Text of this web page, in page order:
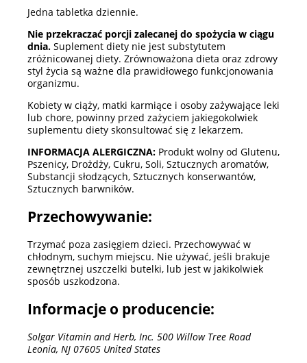
Jedna tabletka dziennie.
Nie przekraczać porcji zalecanej do spożycia w ciągu
dnia. Suplement diety nie jest substytutem
zróżnicowanej diety. Zrównoważona dieta oraz zdrowy
styl życia są ważne dla prawidłowego funkcjonowania
organizmu.
Kobiety w ciąży, matki karmiące i osoby zażywające leki
lub chore, powinny przed zażyciem jakiegokolwiek
suplementu diety skonsultować się z lekarzem.
INFORMACJA ALERGICZNA: Produkt wolny od Glutenu,
Pszenicy, Drożdży, Cukru, Soli, Sztucznych aromatów,
Substancji słodzących, Sztucznych konserwantów,
Sztucznych barwników.
Przechowywanie:
Trzymać poza zasięgiem dzieci. Przechowywać w
chłodnym, suchym miejscu. Nie używać, jeśli brakuje
zewnętrznej uszczelki butelki, lub jest w jakikolwiek
sposób uszkodzona.
Informacje o producencie:
Solgar Vitamin and Herb, Inc. 500 Willow Tree Road
Leonia, NJ 07605 United States